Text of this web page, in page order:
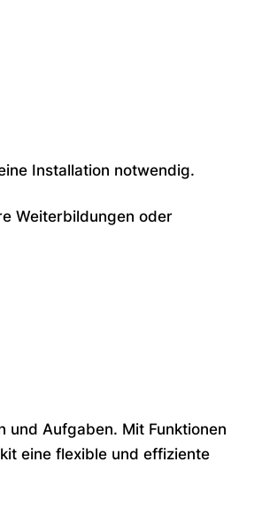
Installation notwendig.
Weiterbildungen oder
und Aufgaben. Mit Funktionen
eine flexible und effiziente